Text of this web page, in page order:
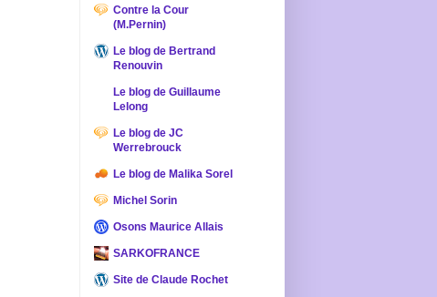
Contre la Cour
(M.Pernin)
Le blog de Bertrand
Renouvin
Le blog de Guillaume
Lelong
Le blog de JC
Werrebrouck
Le blog de Malika Sorel
Michel Sorin
Osons Maurice Allais
SARKOFRANCE
Site de Claude Rochet